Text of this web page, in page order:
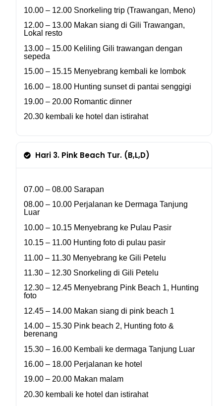
10.00 – 12.00 Snorkeling trip (Trawangan, Meno)
12.00 – 13.00 Makan siang di Gili Trawangan,
Lokal resto
13.00 – 15.00 Keliling Gili trawangan dengan
sepeda
15.00 – 15.15 Menyebrang kembali ke lombok
16.00 – 18.00 Hunting sunset di pantai senggigi
19.00 – 20.00 Romantic dinner
20.30 kembali ke hotel dan istirahat
Hari 3. Pink Beach Tur. (B,L,D)
07.00 – 08.00 Sarapan
08.00 – 10.00 Perjalanan ke Dermaga Tanjung
Luar
10.00 – 10.15 Menyebrang ke Pulau Pasir
10.15 – 11.00 Hunting foto di pulau pasir
11.00 – 11.30 Menyebrang ke Gili Petelu
11.30 – 12.30 Snorkeling di Gili Petelu
12.30 – 12.45 Menyebrang Pink Beach 1, Hunting
foto
12.45 – 14.00 Makan siang di pink beach 1
14.00 – 15.30 Pink beach 2, Hunting foto &
berenang
15.30 – 16.00 Kembali ke dermaga Tanjung Luar
16.00 – 18.00 Perjalanan ke hotel
19.00 – 20.00 Makan malam
20.30 kembali ke hotel dan istirahat